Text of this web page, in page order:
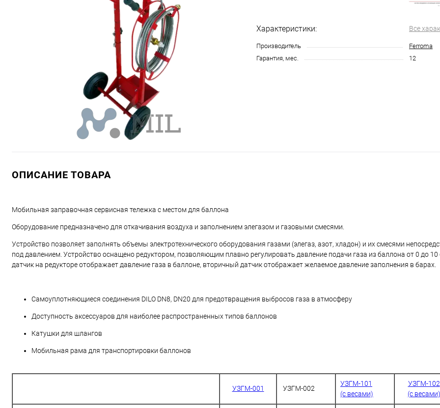
Характеристики: Все
Производитель
Ferroma
Гарантия, мес.
12
ОПИСАНИЕ ТОВАРА
Мобильная заправочная сервисная тележка с местом для баллона
Оборудование предназначено для откачивания воздуха и заполнением элегазом и газовыми смесями.
Устройство позволяет заполнять объемы электротехнического оборудования газами (элегаз, азот, хладон) и их смесями
под давлением. Устройство оснащено редуктором, позволяющим плавно регулировать давление подачи газа из баллона от 0 до
датчик на редукторе отображает давление газа в баллоне, вторичный датчик отображает желаемое давление заполнения в барах.
Самоуплотняющиеся соединения DILO DN8, DN20 для предотвращения выбросов газа в атмосферу
Доступность аксессуаров для наиболее распространенных типов баллонов
Катушки для шлангов
Мобильная рама для транспортировки баллонов
УЗГМ-001 УЗГМ-002
УЗГМ-101
(с весами)
УЗГМ-102
(с весами)